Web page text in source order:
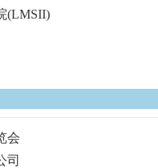
(LMSII)
会
司